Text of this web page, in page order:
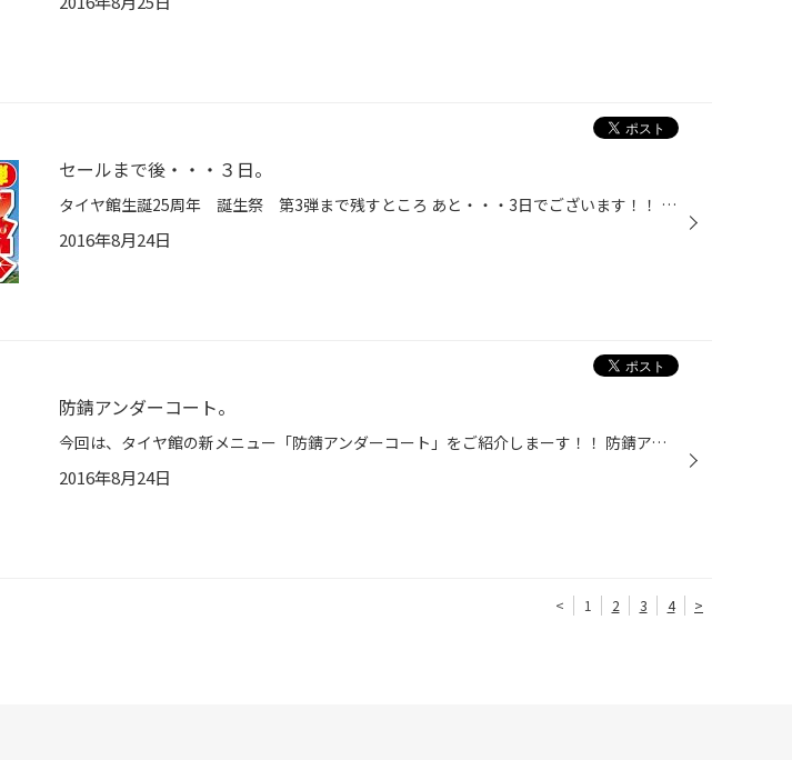
セールまで後・・・３日。
タイヤ館生誕25周年 誕生祭 第3弾まで残すところ あと・・・3日でございます！！ 8/27（土）～9/4（日）まで、まるまる1週間ドドーンと開催します！！ ご来店されたお子様には、花火とお菓子のプレゼントをさしあげます！！ 週末は、ご家族でタイヤ館かわごえへＧＯ！！ 皆様のご来店お待ちしてお...
2016年8月24日
防錆アンダーコート。
今回は、タイヤ館の新メニュー「防錆アンダーコート」をご紹介しまーす！！ 防錆アンダーコートとは、クルマの下回りがサビてしまうのを止めてあげよう。という作業でございます。 クルマの裏側なんて滅多に見ることありませんよね？ 特にサビが出やすいのは、マフラー廻り、ハブ廻りです。 あと、...
2016年8月24日
< 1 2 3 4 >